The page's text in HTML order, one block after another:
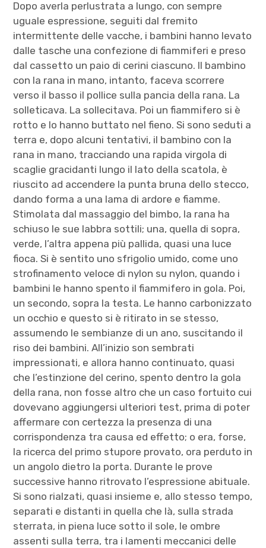
Dopo averla perlustrata a lungo, con sempre
uguale espressione, seguiti dal fremito
intermittente delle vacche, i bambini hanno levato
dalle tasche una confezione di fiammiferi e preso
dal cassetto un paio di cerini ciascuno. Il bambino
con la rana in mano, intanto, faceva scorrere
verso il basso il pollice sulla pancia della rana. La
solleticava. La sollecitava. Poi un fiammifero si è
rotto e lo hanno buttato nel fieno. Si sono seduti a
terra e, dopo alcuni tentativi, il bambino con la
rana in mano, tracciando una rapida virgola di
scaglie gracidanti lungo il lato della scatola, è
riuscito ad accendere la punta bruna dello stecco,
dando forma a una lama di ardore e fiamme.
Stimolata dal massaggio del bimbo, la rana ha
schiuso le sue labbra sottili; una, quella di sopra,
verde, l’altra appena più pallida, quasi una luce
fioca. Si è sentito uno sfrigolio umido, come uno
strofinamento veloce di nylon su nylon, quando i
bambini le hanno spento il fiammifero in gola. Poi,
un secondo, sopra la testa. Le hanno carbonizzato
un occhio e questo si è ritirato in se stesso,
assumendo le sembianze di un ano, suscitando il
riso dei bambini. All’inizio son sembrati
impressionati, e allora hanno continuato, quasi
che l’estinzione del cerino, spento dentro la gola
della rana, non fosse altro che un caso fortuito cui
dovevano aggiungersi ulteriori test, prima di poter
affermare con certezza la presenza di una
corrispondenza tra causa ed effetto; o era, forse,
la ricerca del primo stupore provato, ora perduto in
un angolo dietro la porta. Durante le prove
successive hanno ritrovato l’espressione abituale.
Si sono rialzati, quasi insieme e, allo stesso tempo,
separati e distanti in quella che là, sulla strada
sterrata, in piena luce sotto il sole, le ombre
assenti sulla terra, tra i lamenti meccanici delle